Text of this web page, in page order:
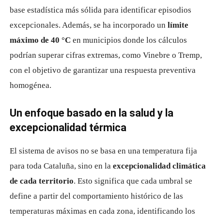
base estadística más sólida para identificar episodios
excepcionales. Además, se ha incorporado un límite
máximo de 40 °C en municipios donde los cálculos
podrían superar cifras extremas, como Vinebre o Tremp,
con el objetivo de garantizar una respuesta preventiva
homogénea.
Un enfoque basado en la salud y la
excepcionalidad térmica
El sistema de avisos no se basa en una temperatura fija
para toda Cataluña, sino en la excepcionalidad climática
de cada territorio. Esto significa que cada umbral se
define a partir del comportamiento histórico de las
temperaturas máximas en cada zona, identificando los